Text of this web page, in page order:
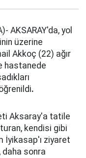
AKSARAY'da, yol
üzerine
Akkoç (22) ağır
hastanede
.
Aksaray'a tatile
kendisi gibi
İyikasap'ı ziyaret
sonra